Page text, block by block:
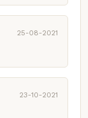
25-08-2021
23-10-2021